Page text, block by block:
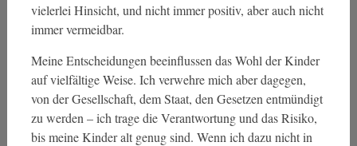
vielerlei Hinsicht, und nicht immer positiv, aber auch nicht
immer vermeidbar.
Meine Entscheidungen beeinflussen das Wohl der Kinder
auf vielfältige Weise. Ich verwehre mich aber dagegen,
von der Gesellschaft, dem Staat, den Gesetzen entmündigt
zu werden – ich trage die Verantwortung und das Risiko,
bis meine Kinder alt genug sind. Wenn ich dazu nicht in